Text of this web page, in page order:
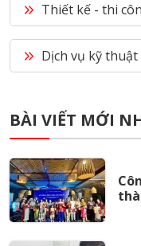
Thiết kế - thi
Dịch vụ kỹ thuật
BÀI VIẾT MỚI